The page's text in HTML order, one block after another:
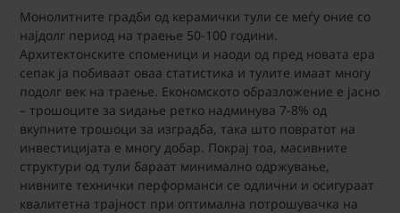
Монолитните градби од керамички тули се меѓу оние со
најдолг период на траење 50-100 години.
Архитектонските споменици и наоди од пред новата ера
сепак ја побиваат оваа статистика и тулите имаат многу
подолг век на траење. Економското образложение е јасно
– трошоците за ѕидање ретко надминува 7-8% од
вкупните трошоци за изградба, така што повратот на
инвестицијата е многу добар. Покрај тоа, масивните
структури од тули бараат минимално одржување,
нивните технички перформанси се одлични и осигураат
квалитетна трајност при оптимална потрошувачка на